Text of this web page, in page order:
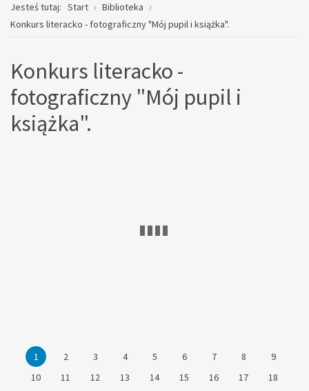
Jesteś tutaj: Start
Biblioteka
Konkurs literacko - fotograficzny "Mój pupil i książka".
Konkurs literacko -
fotograficzny "Mój pupil i
książka".
1 2 3 4 5 6 7 8
9
10
11 12 13 14 15 16 17
18